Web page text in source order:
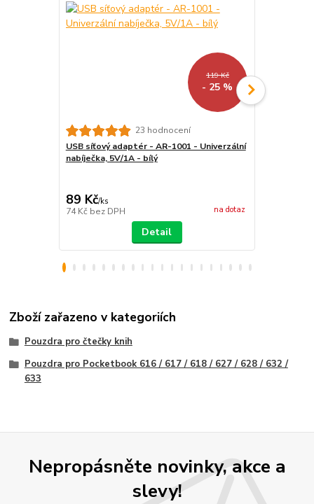
119 Kč
- 25 %
23 hodnocení
USB síťový adaptér - AR-1001 - Univerzální
nabíječka, 5V/1A - bílý
89 Kč/ks
74 Kč bez DPH na dotaz
Detail
Zboží zařazeno v kategoriích
Pouzdra pro čtečky knih
Pouzdra pro Pocketbook 616 / 617 / 618 / 627 / 628 / 632 /
633
Nepropásněte novinky, akce a
slevy!